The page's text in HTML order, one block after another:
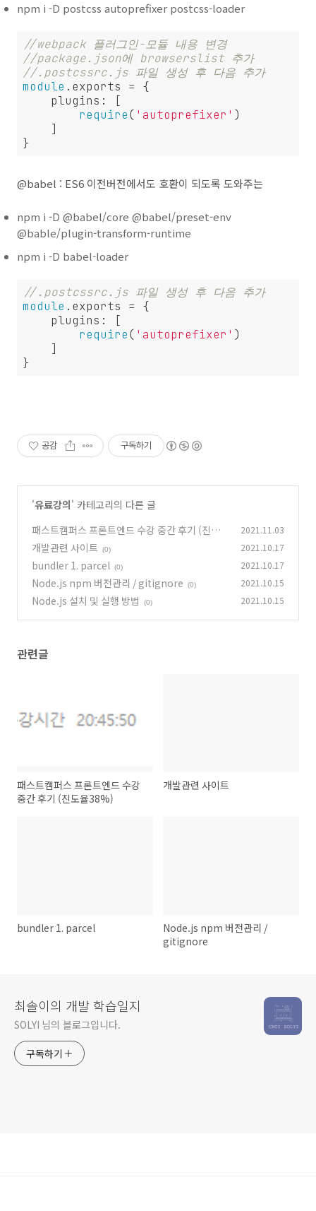
npm i -D postcss autoprefixer postcss-loader
//webpack 플러그인-모듈 내용 변경
//package.json에 browserslist 추가
//.postcssrc.js 파일 생성 후 다음 추가
module .exports = {
plugins : [
require( 'autoprefixer' )
}
@babel : ES6 이전버전에서도 호환이 되도록 도와주는
npm i -D @babel/core @babel/preset-env
@bable/plugin-transform-runtime
npm i -D babel-loader
//.postcssrc.js 파일 생성 후 다음 추가
module .exports = {
plugins : [
require( 'autoprefixer' )
}
공감 구독하기
'유료강의' 카테고리의 다른 글
패스트캠퍼스 프론트엔드 수강 중간 후기 (진도
율38%)
(0)
2021.11.03
개발관련 사이트 (0) 2021.10.17
bundler 1. parcel (0) 2021.10.17
Node.js npm 버전관리 / gitignore (0) 2021.10.15
Node.js 설치 및 실행 방법 (0) 2021.10.15
관련글
패스트캠퍼스 프론트엔드 수강
중간 후기 (진도율38%)
개발관련 사이트
bundler 1. parcel
Node.js npm 버전관리 /
gitignore
최솔이의 개발 학습일지
SOLYI 님의 블로그입니다.
구독하기